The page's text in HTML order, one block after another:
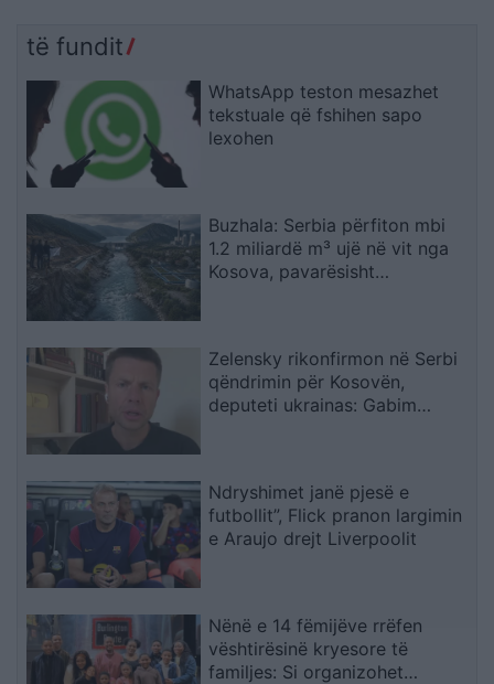
të fundit
WhatsApp teston mesazhet
tekstuale që fshihen sapo
lexohen
Buzhala: Serbia përfiton mbi
1.2 miliardë m³ ujë në vit nga
Kosova, pavarësisht
Zelensky rikonfirmon në Serbi
qëndrimin për Kosovën,
deputeti ukrainas: Gabim
Ndryshimet janë pjesë e
futbollit”, Flick pranon largimin
e Araujo drejt Liverpoolit
Nënë e 14 fëmijëve rrëfen
vështirësinë kryesore të
familjes: Si organizohet